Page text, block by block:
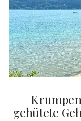
gehütete